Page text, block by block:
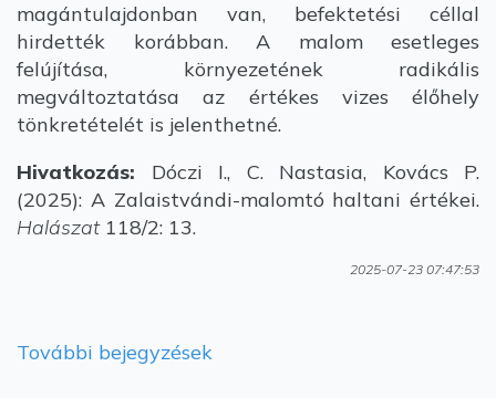
magántulajdonban van, befektetési céllal
hirdették korábban. A malom esetleges
felújítása, környezetének radikális
megváltoztatása az értékes vizes élőhely
tönkretételét is jelenthetné.
Hivatkozás: Dóczi I., C. Nastasia, Kovács P.
(2025): A Zalaistvándi-malomtó haltani értékei.
Halászat118/2: 13.
2025-07-23 07:47:53
További bejegyzések